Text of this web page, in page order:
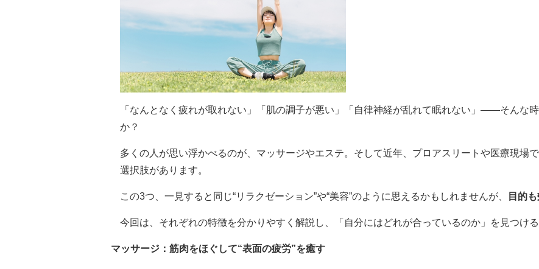
「なんとなく疲れが取れない」「肌の調子が悪い」「自律神経が乱れて眠れない」――そんな
か？
多くの人が思い浮かべるのが、マッサージやエステ。そして近年、プロアスリートや医療現場
選択肢があります。
この3つ、一見すると同じ“リラクゼーション”や“美容”のように思えるかもしれませんが、 目的
今回は、それぞれの特徴を分かりやすく解説し、「自分にはどれが合っているのか」を見つける
マッサージ：筋肉をほぐして“表面の疲労”を癒す